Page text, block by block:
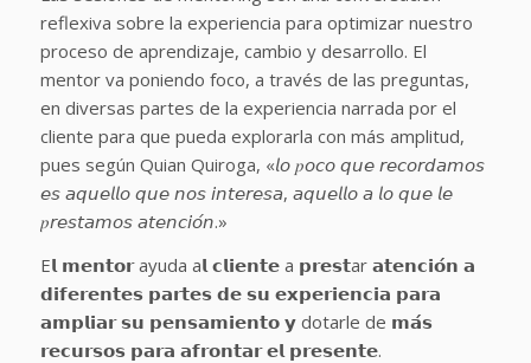
reflexiva sobre la experiencia para optimizar nuestro
proceso de aprendizaje, cambio y desarrollo. El
mentor va poniendo foco, a través de las preguntas,
en diversas partes de la experiencia narrada por el
cliente para que pueda explorarla con más amplitud,
pues según Quian Quiroga, «𝘭𝘰 𝑝𝘰𝘤𝘰 𝘲𝘶𝘦 𝘳𝘦𝘤𝘰𝘳𝘥𝘢𝘮𝘰𝘴
𝘦𝘴 𝘢𝘲𝘶𝘦𝘭𝘭𝘰 𝘲𝘶𝘦 𝘯𝘰𝘴 𝘪𝘯𝘵𝘦𝘳𝘦𝘴𝘢, 𝘢𝘲𝘶𝘦𝘭𝘭𝘰 𝘢 𝘭𝘰 𝘲𝘶𝘦 𝘭𝘦
𝑝𝘳𝘦𝘴𝘵𝘢𝘮𝘰𝘴 𝘢𝘵𝘦𝘯𝘤𝘪𝘰́𝘯.»
E𝗹 𝗺𝗲𝗻𝘁𝗼𝗿 ayuda a𝗹 𝗰𝗹𝗶𝗲𝗻𝘁𝗲 a 𝗽𝗿𝗲𝘀𝘁ar 𝗮𝘁𝗲𝗻𝗰𝗶𝗼́𝗻 𝗮
𝗱𝗶𝗳𝗲𝗿𝗲𝗻𝘁𝗲𝘀 𝗽𝗮𝗿𝘁𝗲𝘀 𝗱𝗲 𝘀𝘂 𝗲𝘅𝗽𝗲𝗿𝗶𝗲𝗻𝗰𝗶𝗮 𝗽𝗮𝗿𝗮
𝗮𝗺𝗽𝗹𝗶𝗮𝗿 𝘀𝘂 𝗽𝗲𝗻𝘀𝗮𝗺𝗶𝗲𝗻𝘁𝗼 𝘆 dotarle de 𝗺𝗮́𝘀
𝗿𝗲𝗰𝘂𝗿𝘀𝗼𝘀 𝗽𝗮𝗿𝗮 𝗮𝗳𝗿𝗼𝗻𝘁𝗮𝗿 𝗲𝗹 𝗽𝗿𝗲𝘀𝗲𝗻𝘁𝗲.